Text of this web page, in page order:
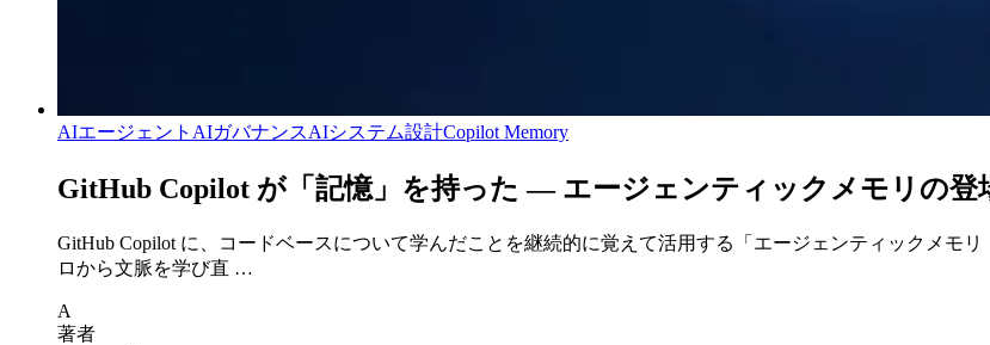
AIエージェント AIガバナンスAIシステム設計Copilot Memory
GitHub Copilot が「記憶」を持った ― エージェンティックメモリの登
GitHub Copilot に、コードベースについて学んだことを継続的に覚えて活用する「エージェンティックメモ
ロから文脈を学び直 …
A
著者